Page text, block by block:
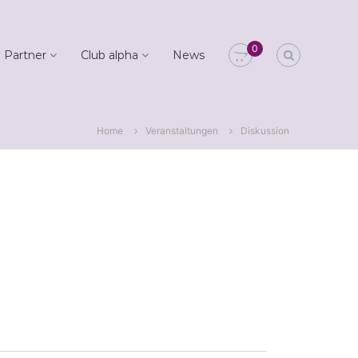
Partner Club alpha News 0
Home Veranstaltungen Diskussion